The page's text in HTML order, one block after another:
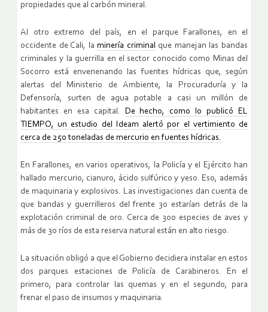
propiedades que al carbón mineral.
Al otro extremo del país, en el parque Farallones, en el
occidente de Cali, la minería criminalque manejan las bandas
criminales y la guerrilla en el sector conocido como Minas del
Socorro está envenenando las fuentes hídricas que, según
alertas del Ministerio de Ambiente, la Procuraduría y la
Defensoría, surten de agua potable a casi un millón de
habitantes en esa capital. De hecho, como lo publicó EL
TIEMPO, un estudio del Ideam alertó por el vertimiento de
cerca de 250 toneladas de mercurio en fuentes hídricas.
En Farallones, en varios operativos, la Policía y el Ejército han
hallado mercurio, cianuro, ácido sulfúrico y yeso. Eso, además
de maquinaria y explosivos. Las investigaciones dan cuenta de
que bandas y guerrilleros del frente 30 estarían detrás de la
explotación criminal de oro. Cerca de 300 especies de aves y
más de 30 ríos de esta reserva natural están en alto riesgo.
La situación obligó a que el Gobierno decidiera instalar en estos
dos parques estaciones de Policía de Carabineros. En el
primero, para controlar las quemas y en el segundo, para
frenar el paso de insumos y maquinaria.